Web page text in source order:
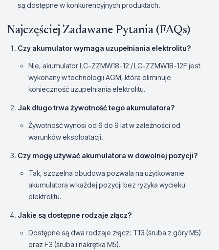
są dostępne w konkurencyjnych produktach.
Najczęściej Zadawane Pytania (FAQs)
Czy akumulator wymaga uzupełniania elektrolitu?
Nie, akumulator LC-ZZMW18-12 / LC-ZZMW18-12F jest
wykonany w technologii AGM, która eliminuje
konieczność uzupełniania elektrolitu.
Jak długo trwa żywotność tego akumulatora?
Żywotność wynosi od 6 do 9 lat w zależności od
warunków eksploatacji.
Czy mogę używać akumulatora w dowolnej pozycji?
Tak, szczelna obudowa pozwala na użytkowanie
akumulatora w każdej pozycji bez ryzyka wycieku
elektrolitu.
Jakie są dostępne rodzaje złącz?
Dostępne są dwa rodzaje złącz: T13 (śruba z góry M5)
oraz F3 (śruba i nakrętka M5).